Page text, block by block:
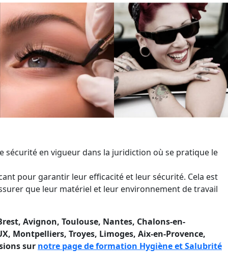
sécurité en vigueur dans la juridiction où se pratique le
pour garantir leur efficacité et leur sécurité. Cela est
que leur matériel et leur environnement de travail
Avignon, Toulouse, Nantes, Chalons-en-
Montpelliers, Troyes, Limoges, Aix-en-Provence,
sur notre page de formation Hygiène et Salubrité